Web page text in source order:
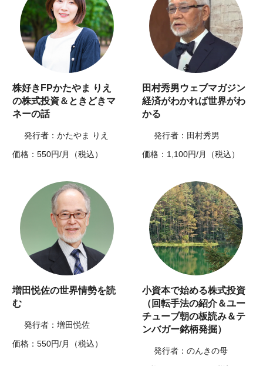
株好きFPかたやま りえ
の株式投資＆ときどきマ
ネーの話
発行者：かたやま りえ
価格：550円/月（税込）
田村秀男ウェブマガジン
経済がわかれば世界がわ
かる
発行者：田村秀男
価格：1,100円/月（税込）
増田悦佐の世界情勢を読
む
発行者：増田悦佐
価格：550円/月（税込）
小資本で始める株式投資
（回転手法の紹介＆ユー
チューブ朝の板読み＆テ
ンバガー銘柄発掘）
発行者：のんきの母